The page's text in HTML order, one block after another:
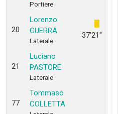
Portiere
20
Lorenzo
GUERRA
Laterale
37'21''
21
Luciano
PASTORE
Laterale
77
Tommaso
COLLETTA